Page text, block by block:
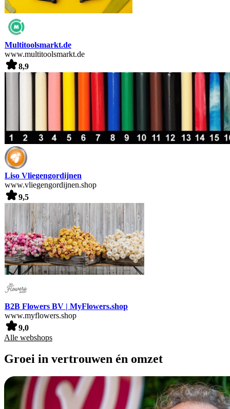
Multitoolsmarkt.de
www.multitoolsmarkt.de
8,9
Liso Vliegengordijnen
www.vliegengordijnen.shop
9,5
B2B Flowers BV | MyFlowers.shop
www.myflowers.shop
9,0
Alle webshops
Groei in vertrouwen én omzet